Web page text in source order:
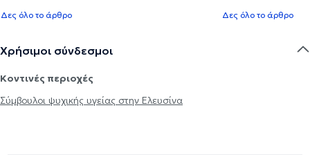
Δες όλο το άρθρο Δες όλο το άρθρο
Χρήσιμοι σύνδεσμοι
Κοντινές περιοχές
Σύμβουλοι ψυχικής υγείας στην Ελευσίνα